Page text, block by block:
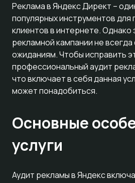
Реклама в Яндекс Директ –
популярных инструментов для
клиентов в интернете.
рекламной кампании не
ожиданиям. Чтобы исправить
профессиональный аудит
что включает в себя данная
может понадобиться.
Основные
услуги
Аудит рекламы в Яндекс